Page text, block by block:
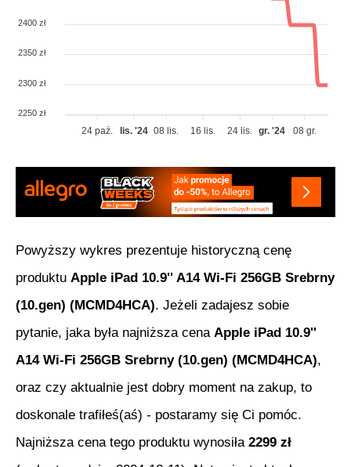
2400 zł
2350 zł
2300 zł
2250 zł
24 paź. lis. '24 08 lis. 16 lis. 24 lis. gr. '24 08 gr.
Powyższy wykres prezentuje historyczną cenę
produktu Apple iPad 10.9'' A14 Wi-Fi 256GB Srebrny
(10.gen) (MCMD4HCA). Jeżeli zadajesz sobie
pytanie, jaka była najniższa cena Apple iPad 10.9''
A14 Wi-Fi 256GB Srebrny (10.gen) (MCMD4HCA),
oraz czy aktualnie jest dobry moment na zakup, to
doskonale trafiłeś(aś) - postaramy się Ci pomóc.
Najniższa cena tego produktu wynosiła 2299 zł